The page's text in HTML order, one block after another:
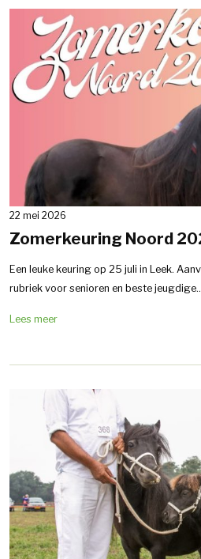
22 mei 2026
Zomerkeuring Noord
Een leuke keuring op 25 juli in Leek.
rubriek voor senioren en beste
Lees meer